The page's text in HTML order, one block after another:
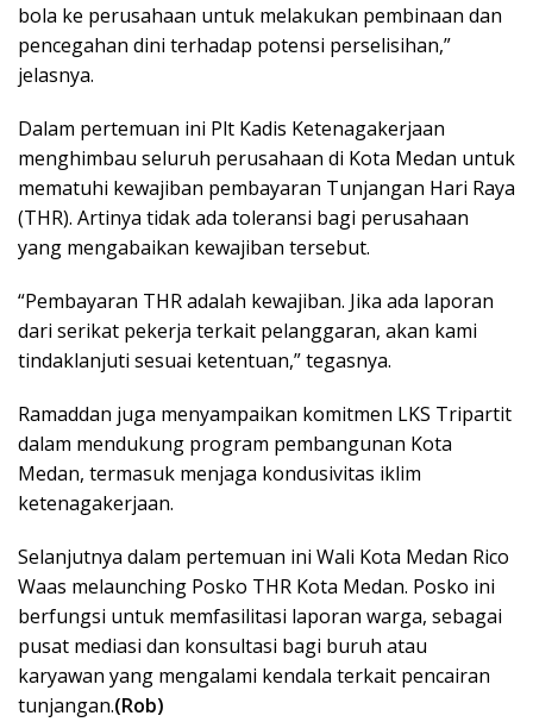
bola ke perusahaan untuk melakukan pembinaan dan
pencegahan dini terhadap potensi perselisihan,”
jelasnya.
Dalam pertemuan ini Plt Kadis Ketenagakerjaan
menghimbau seluruh perusahaan di Kota Medan untuk
mematuhi kewajiban pembayaran Tunjangan Hari Raya
(THR). Artinya tidak ada toleransi bagi perusahaan
yang mengabaikan kewajiban tersebut.
“Pembayaran THR adalah kewajiban. Jika ada laporan
dari serikat pekerja terkait pelanggaran, akan kami
tindaklanjuti sesuai ketentuan,” tegasnya.
Ramaddan juga menyampaikan komitmen LKS Tripartit
dalam mendukung program pembangunan Kota
Medan, termasuk menjaga kondusivitas iklim
ketenagakerjaan.
Selanjutnya dalam pertemuan ini Wali Kota Medan Rico
Waas melaunching Posko THR Kota Medan. Posko ini
berfungsi untuk memfasilitasi laporan warga, sebagai
pusat mediasi dan konsultasi bagi buruh atau
karyawan yang mengalami kendala terkait pencairan
tunjangan.(Rob)